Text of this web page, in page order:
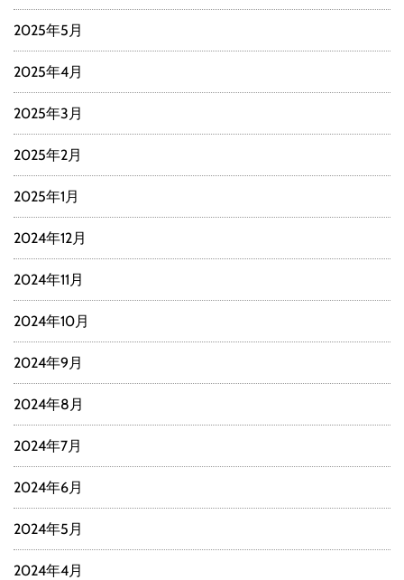
2025年5月
2025年4月
2025年3月
2025年2月
2025年1月
2024年12月
2024年11月
2024年10月
2024年9月
2024年8月
2024年7月
2024年6月
2024年5月
2024年4月